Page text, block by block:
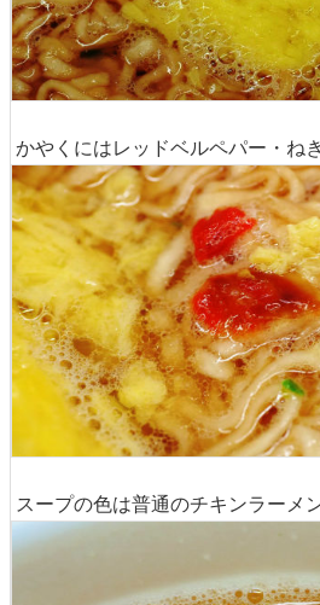
かやくにはレッドベルペパー・ね
スープの色は普通のチキンラーメ